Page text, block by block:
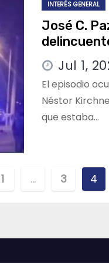
INTERÉS GENERAL
José C.
Jul 1,
El episodio
Néstor
que estaba…
1 … 3 4